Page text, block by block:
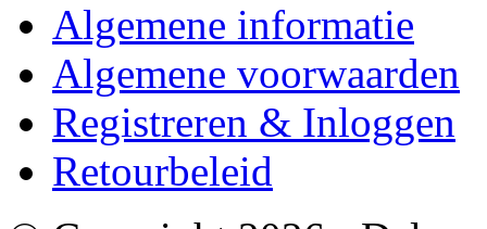
Algemene informatie
Algemene voorwaarden
Registreren & Inloggen
Retourbeleid